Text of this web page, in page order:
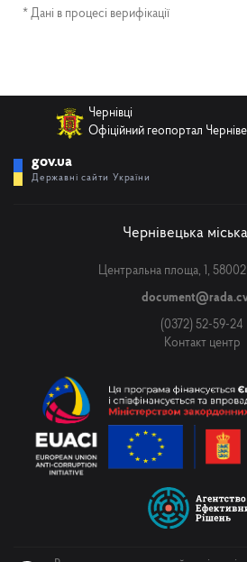
* Дані в процесі верифікації
Чернівці
Офіційний геопортал
gov.ua
Державні сайти України
Чернівецька
Центральна площа, 1, 58002
(0372) 52-59-24
Контакт центр